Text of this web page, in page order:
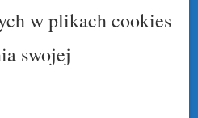
w plikach cookies
swojej